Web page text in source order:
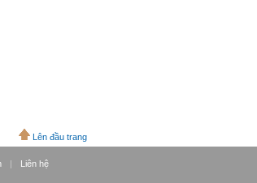
Lên đầu trang
|
Liên hệ